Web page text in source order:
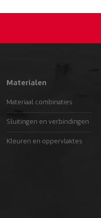
Materialen
Materiaal combinaties
Sluitingen en verbindingen
Kleuren en oppervlaktes